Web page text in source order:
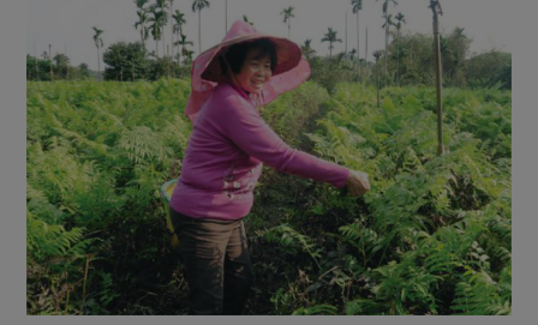
畜產肉類 水產
水畜加工品
調理食材・點心
調味醬料/南北貨 烘焙
休閒零嘴 沖泡飲品
保健食品
料理方式
烘焙．點心
醬料
湯品．鍋物
漬物
涼拌沙拉
當季產品
傳到心坎裡，誠心又澎派
合作25-經典快閃最後一週
合作25-精選產品第四彈
更多當季產品
議題活動
親子食育
廚房瑜伽
關注議題
減硝酸鹽 惜食
非基改運動 支持本土農糧
廢核運動 能源議題
減添加物 減塑減廢
員工與求才
產品檢驗
自主把關
檢驗報告
硝酸鹽檢驗